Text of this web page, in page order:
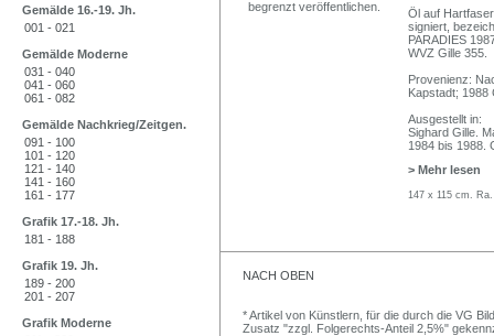
Gemälde 16.-19. Jh.
001 - 021
Gemälde Moderne
031 - 040
041 - 060
061 - 082
Gemälde Nachkrieg/Zeitgen.
091 - 100
101 - 120
121 - 140
141 - 160
161 - 177
Grafik 17.-18. Jh.
181 - 188
Grafik 19. Jh.
189 - 200
201 - 207
Grafik Moderne
Öl auf
signiert,
PARADIES
WVZ Gille 355.
Provenienz:
Kapstadt; 1988
Ausgestellt in:
Sighard Gille.
1984 bis 1988.
> Mehr lesen
147 x 115 cm.
NACH OBEN
* Artikel von Künstlern, für die durch die VG
Zusatz "zzgl. Folgerechts-Anteil 2,5%"